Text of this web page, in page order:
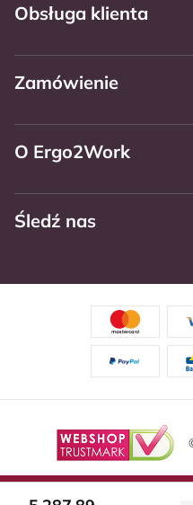
Obsługa klienta
Zamówienie
O Ergo2Work
Śledź nas